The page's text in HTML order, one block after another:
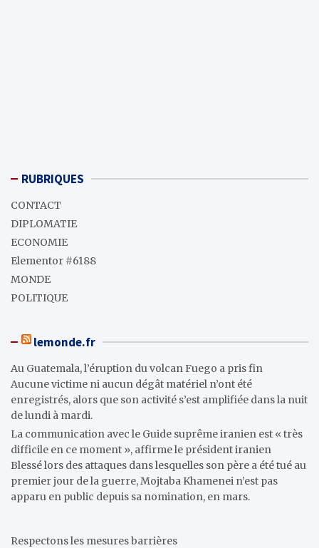
RUBRIQUES
CONTACT
DIPLOMATIE
ECONOMIE
Elementor #6188
MONDE
POLITIQUE
lemonde.fr
Au Guatemala, l’éruption du volcan Fuego a pris fin
Aucune victime ni aucun dégât matériel n’ont été
enregistrés, alors que son activité s’est amplifiée dans la nuit
de lundi à mardi.
La communication avec le Guide suprême iranien est « très
difficile en ce moment », affirme le président iranien
Blessé lors des attaques dans lesquelles son père a été tué au
premier jour de la guerre, Mojtaba Khamenei n’est pas
apparu en public depuis sa nomination, en mars.
Respectons les mesures barrières